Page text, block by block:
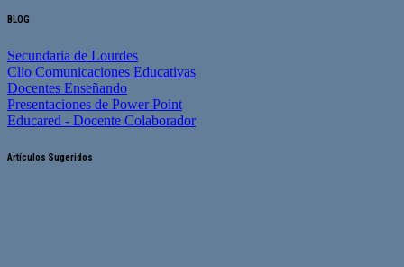
BLOG
Secundaria de Lourdes
Clio Comunicaciones Educativas
Docentes Enseñando
Presentaciones de Power Point
Educared - Docente Colaborador
Artículos Sugeridos